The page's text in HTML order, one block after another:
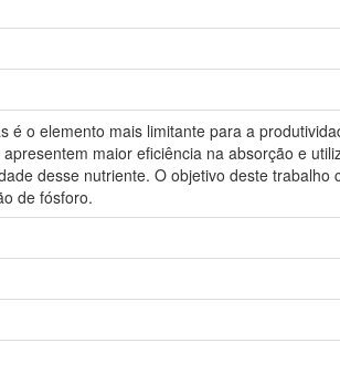
o elemento mais limitante para a
maior eficiência na absorção e
desse nutriente. O objetivo deste trabalho
de fósforo.